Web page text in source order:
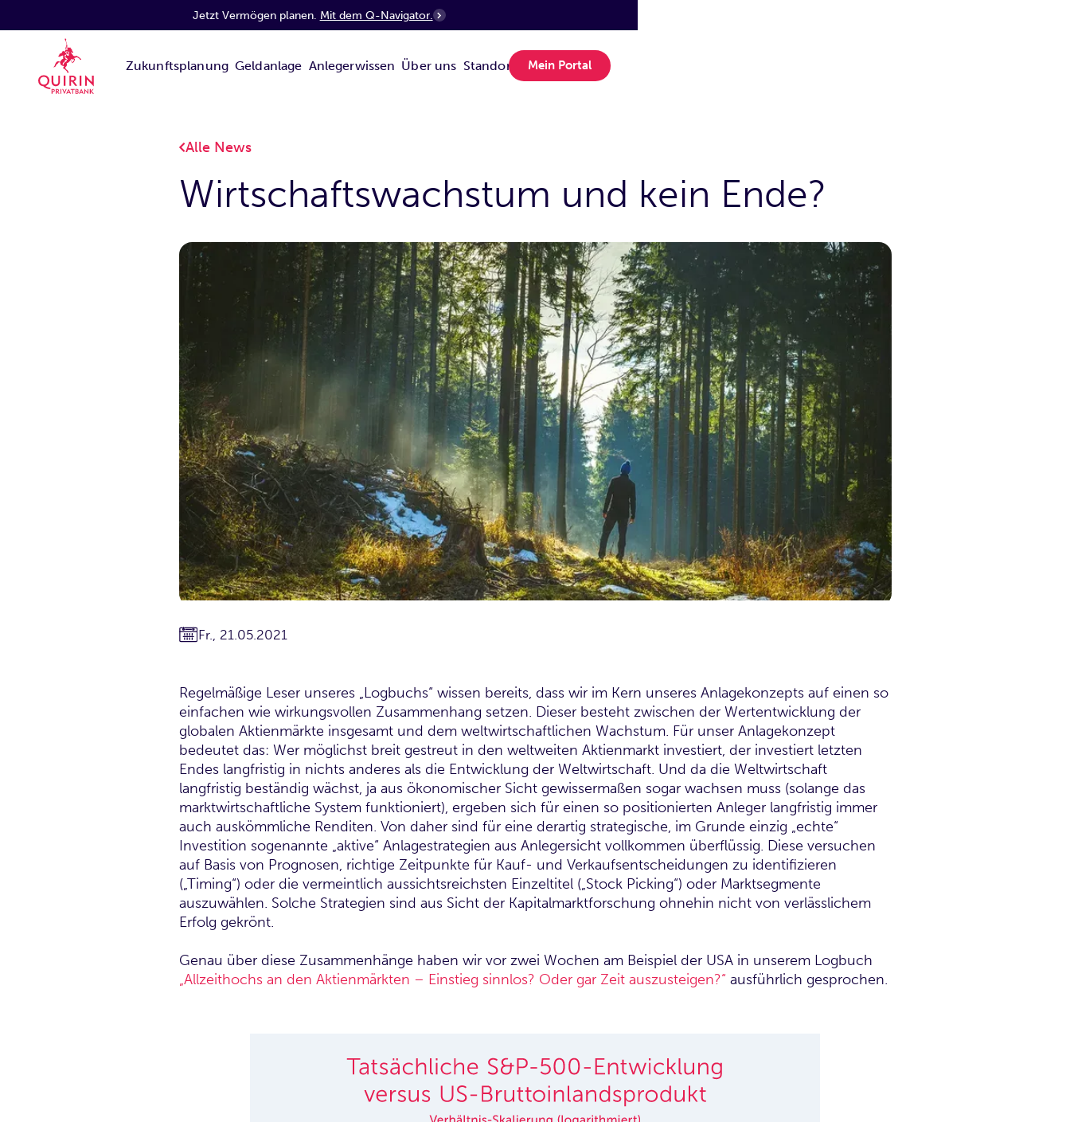
Jetzt Vermögen planen. Mit dem Q-Navigator.
Zukunftsplanung Geldanlage Anlegerwissen Über uns Standorte Mein Portal
Alle News
Wirtschaftswachstum und kein Ende?
Fr., 21.05.2021
Regelmäßige Leser unseres „Logbuchs“ wissen bereits, dass wir im Kern unseres Anlagekonzepts auf einen so
einfachen wie wirkungsvollen Zusammenhang setzen. Dieser besteht zwischen der Wertentwicklung der
globalen Aktienmärkte insgesamt und dem weltwirtschaftlichen Wachstum. Für unser Anlagekonzept
bedeutet das: Wer möglichst breit gestreut in den weltweiten Aktienmarkt investiert, der investiert letzten
Endes langfristig in nichts anderes als die Entwicklung der Weltwirtschaft. Und da die Weltwirtschaft
langfristig beständig wächst, ja aus ökonomischer Sicht gewissermaßen sogar wachsen muss (solange das
marktwirtschaftliche System funktioniert), ergeben sich für einen so positionierten Anleger langfristig immer
auch auskömmliche Renditen. Von daher sind für eine derartig strategische, im Grunde einzig „echte“
Investition sogenannte „aktive“ Anlagestrategien aus Anlegersicht vollkommen überflüssig. Diese versuchen
auf Basis von Prognosen, richtige Zeitpunkte für Kauf- und Verkaufsentscheidungen zu identifizieren
(„Timing“) oder die vermeintlich aussichtsreichsten Einzeltitel („Stock Picking“) oder Marktsegmente
auszuwählen. Solche Strategien sind aus Sicht der Kapitalmarktforschung ohnehin nicht von verlässlichem
Erfolg gekrönt.
Genau über diese Zusammenhänge haben wir vor zwei Wochen am Beispiel der USA in unserem Logbuch
„Allzeithochs an den Aktienmärkten – Einstieg sinnlos? Oder gar Zeit auszusteigen?“ ausführlich gesprochen.